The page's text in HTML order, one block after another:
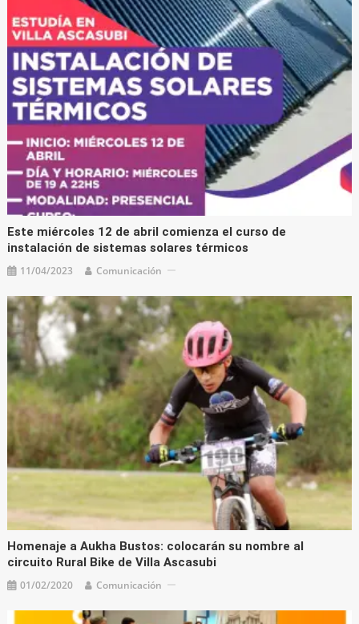
Este miércoles 12 de abril comienza el curso de
instalación de sistemas solares térmicos
11/04/2023 Comunicación
Homenaje a Aukha Bustos: colocarán su nombre al
circuito Rural Bike de Villa Ascasubi
01/02/2020 Comunicación